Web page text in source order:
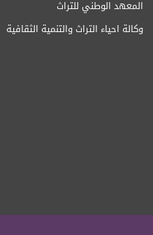
المعهد الوطني للتراث
وكالة احياء التراث والتنمية الثقافية